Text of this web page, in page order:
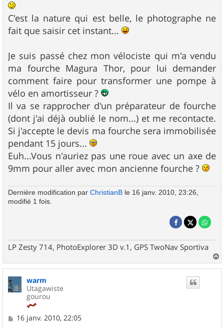
C'est la nature qui est belle, le photographe ne
fait que saisir cet instant...
Je suis passé chez mon vélociste qui m'a vendu
ma fourche Magura Thor, pour lui demander
comment faire pour transformer une pompe à
vélo en amortisseur ?
Il va se rapprocher d'un préparateur de fourche
(dont j'ai déjà oublié le nom...) et me recontacte.
Si j'accepte le devis ma fourche sera immobilisée
pendant 15 jours...
Euh...Vous n'auriez pas une roue avec un axe de
9mm pour aller avec mon ancienne fourche ?
Dernière modification par ChristianB le 16 janv. 2010, 23:26,
modifié 1 fois.
LP Zesty 714, PhotoExplorer 3D v.1, GPS TwoNav Sportiva
a
warm
Utagawiste
gourou
M16 janv. 2010, 22:05